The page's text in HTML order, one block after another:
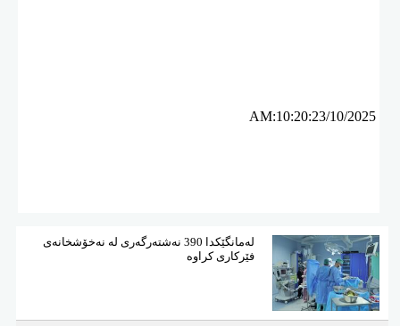
AM:10:20:23/10/2025
لەمانگێكدا 390 نەشتەرگەری لە نەخۆشخانەی
فێركاری كراوە